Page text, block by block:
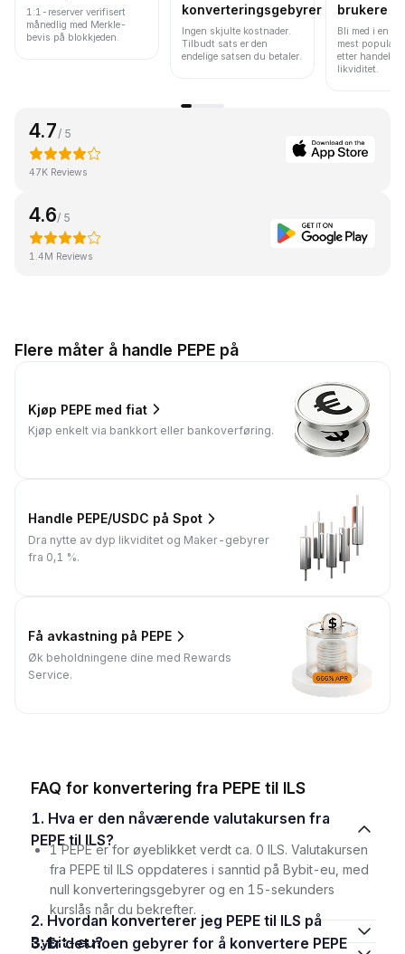
1:1-reserver verifisert
månedlig med Merkle-
bevis på blokkjeden.
konverteringsgebyrer
Ingen skjulte kostnader.
Tilbudt sats er den
endelige satsen du betaler.
brukere
Bli med i en av
mest
etter
likviditet.
4.7 / 5
47K Reviews
4.6/ 5
1.4M Reviews
Flere måter å handle PEPE på
Kjøp PEPE med fiat
Kjøp enkelt via bankkort eller bankoverføring.
Handle PEPE/USDC på Spot
Dra nytte av dyp likviditet og Maker-gebyrer
fra 0,1 %.
Få avkastning på PEPE
Øk beholdningene dine med Rewards
Service.
FAQ for konvertering fra PEPE til ILS
1. Hva er den nåværende valutakursen fra
PEPE til ILS?
1 PEPE er for øyeblikket verdt ca. 0 ILS. Valutakursen
fra PEPE til ILS oppdateres i sanntid på Bybit-eu, med
null konverteringsgebyrer og en 15-sekunders
kurslås når du bekrefter.
2. Hvordan konverterer jeg PEPE til ILS på
Bybit-eu?
3. Er det noen gebyrer for å konvertere PEPE